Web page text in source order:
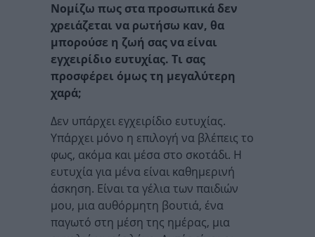
Νομίζω πως στα προσωπικά δεν
χρειάζεται να ρωτήσω καν, θα
μπορούσε η ζωή σας να είναι
εγχειρίδιο ευτυχίας. Τι σας
προσφέρει όμως τη μεγαλύτερη
χαρά;
Δεν υπάρχει εγχειρίδιο ευτυχίας.
Υπάρχει μόνο η επιλογή να βλέπεις το
φως, ακόμα και μέσα στο σκοτάδι. Η
ευτυχία για μένα είναι καθημερινή
άσκηση. Είναι τα γέλια των παιδιών
μου, μια αυθόρμητη βουτιά, ένα
παγωτό στη μέση της ημέρας, μια